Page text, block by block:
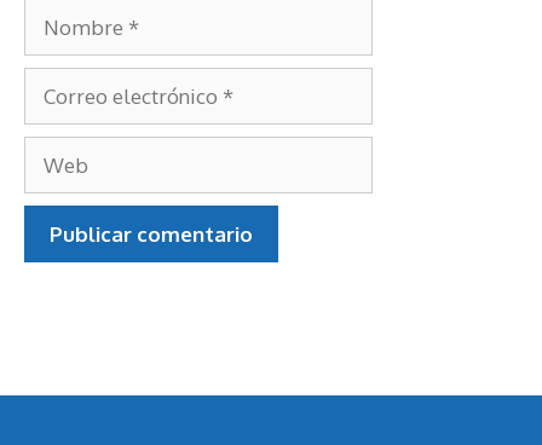
Nombre
Correo
electrónico
Web